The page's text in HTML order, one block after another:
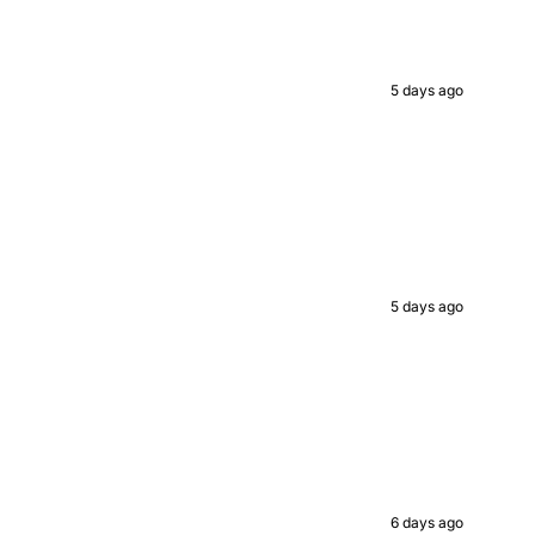
5 days ago
5 days ago
6 days ago